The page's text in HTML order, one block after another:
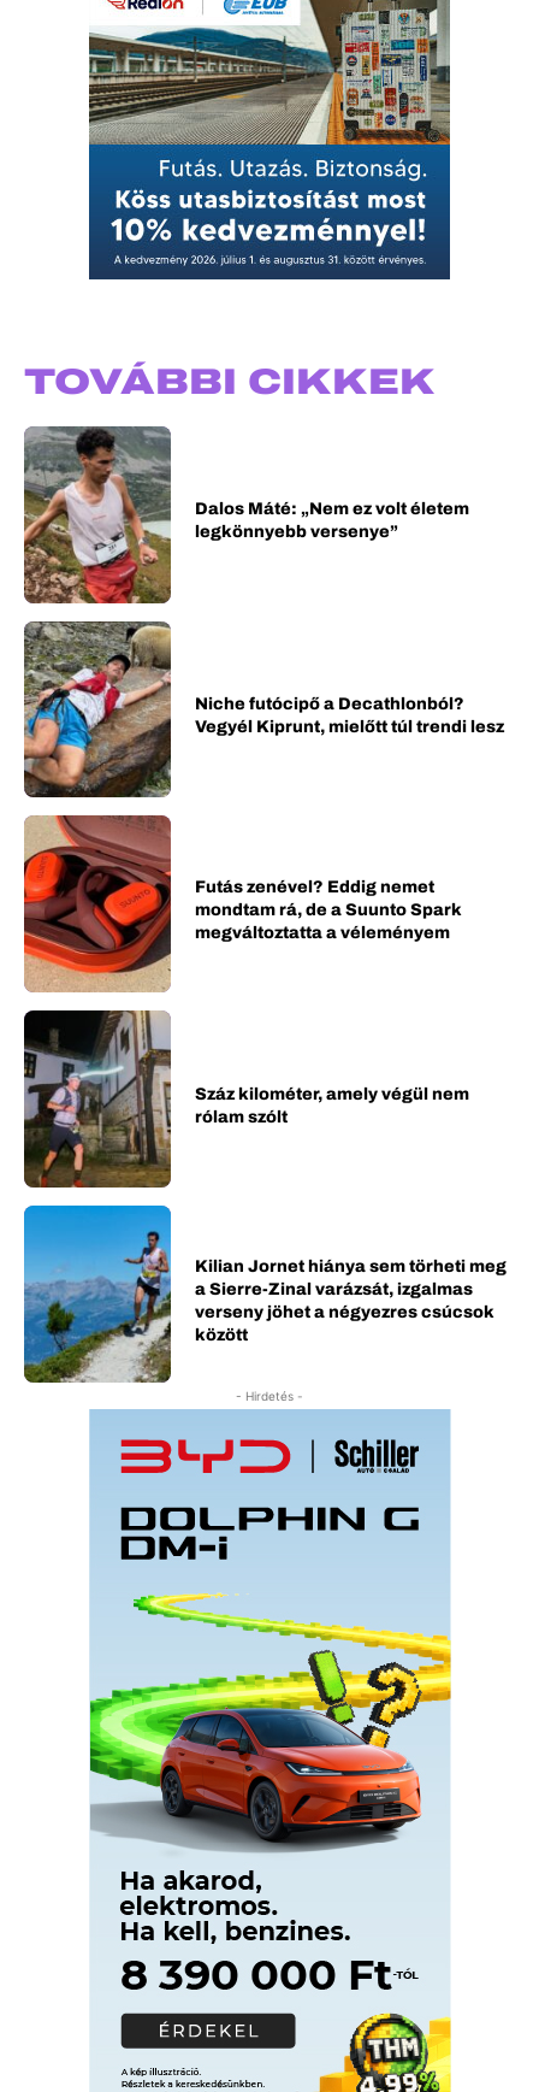
TOVÁBBI CIKKEK
Dalos Máté: „Nem ez volt életem
legkönnyebb versenye”
Niche futócipő a Decathlonból?
Vegyél Kiprunt, mielőtt túl trendi lesz
Futás zenével? Eddig nemet
mondtam rá, de a Suunto Spark
megváltoztatta a véleményem
Száz kilométer, amely végül nem
rólam szólt
Kilian Jornet hiánya sem törheti meg
a Sierre-Zinal varázsát, izgalmas
verseny jöhet a négyezres csúcsok
között
- Hirdetés -